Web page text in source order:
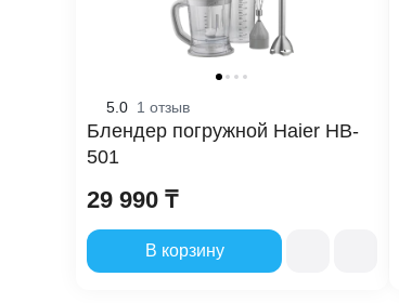
5.0 1 отзыв
Блендер погружной Haier HB-
501
29 990 ₸
В корзину